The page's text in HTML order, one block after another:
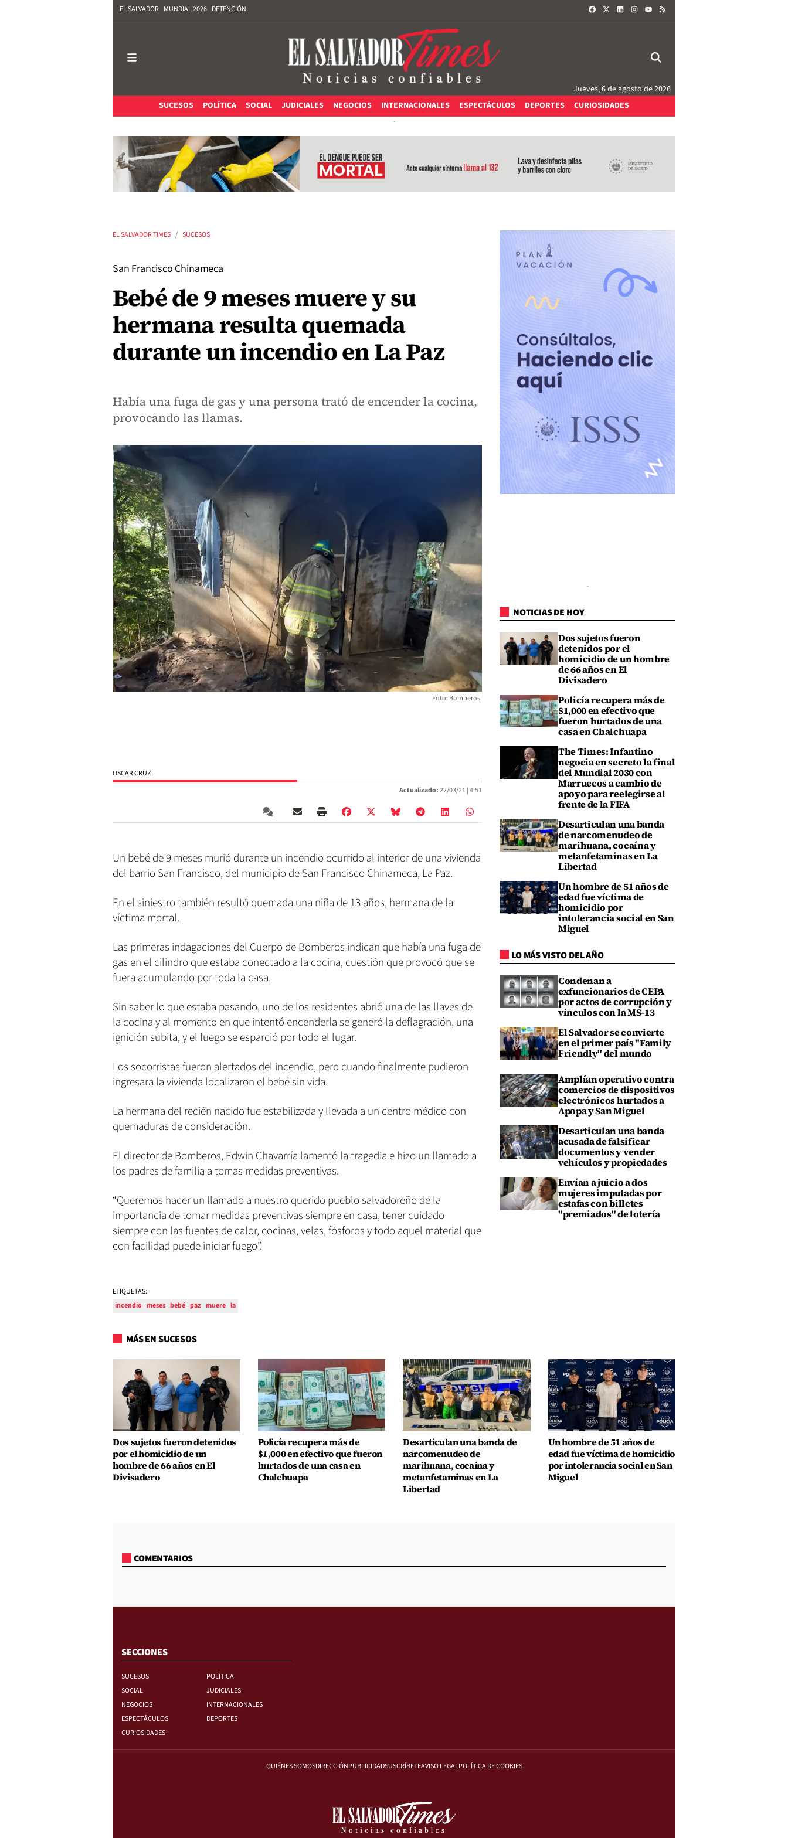
EL SALVADOR MUNDIAL 2026 DETENCIÓN FACEBOOKLINKEDININSTAGRAM
Jueves, 6 de agosto de 2026
SUCESOS
POLÍTICA SOCIAL JUDICIALES NEGOCIOS INTERNACIONALES ESPECTÁCULOS DEPORTES CURIOSIDADES
EL SALVADOR TIMES SUCESOS
San Francisco Chinameca
Bebé de 9 meses muere y su
hermana resulta quemada
durante un incendio en La Paz
Había una fuga de gas y una persona trató de encender la cocina,
provocando las llamas.
Foto: Bomberos.
OSCAR CRUZ
Actualizado:22/03/21 |4:51
Un bebé de 9 meses murió durante un incendio ocurrido al interior de una vivienda
del barrio San Francisco, del municipio de San Francisco Chinameca, La Paz.
En el siniestro también resultó quemada una niña de 13 años, hermana de la
víctima mortal.
Las primeras indagaciones del Cuerpo de Bomberos indican que había una fuga de
gas en el cilindro que estaba conectado a la cocina, cuestión que provocó que se
fuera acumulando por toda la casa.
Sin saber lo que estaba pasando, uno de los residentes abrió una de las llaves de
la cocina y al momento en que intentó encenderla se generó la deflagración, una
ignición súbita, y el fuego se esparció por todo el lugar.
Los socorristas fueron alertados del incendio, pero cuando finalmente pudieron
ingresara la vivienda localizaron el bebé sin vida.
La hermana del recién nacido fue estabilizada y llevada a un centro médico con
quemaduras de consideración.
El director de Bomberos, Edwin Chavarría lamentó la tragedia e hizo un llamado a
los padres de familia a tomas medidas preventivas.
“Queremos hacer un llamado a nuestro querido pueblo salvadoreño de la
importancia de tomar medidas preventivas siempre en casa, tener cuidado
siempre con las fuentes de calor, cocinas, velas, fósforos y todo aquel material que
con facilidad puede iniciar fuego”.
ETIQUETAS:
incendio meses bebé paz muere la
NOTICIAS DE HOY
Dos sujetos fueron
detenidos por el
homicidio de un hombre
de 66 años en El
Divisadero
Policía recupera más de
$1,000 en efectivo que
fueron hurtados de una
casa en Chalchuapa
The Times: Infantino
negocia en secreto la final
del Mundial 2030 con
Marruecos a cambio de
apoyo para reelegirse al
frente de la FIFA
Desarticulan una banda
de narcomenudeo de
marihuana, cocaína y
metanfetaminas en La
Libertad
Un hombre de 51 años de
edad fue víctima de
homicidio por
intolerancia social en San
Miguel
LO MÁS VISTO DEL AÑO
Condenan a
exfuncionarios de CEPA
por actos de corrupción y
vínculos con la MS-13
El Salvador se convierte
en el primer país "Family
Friendly" del mundo
Amplían operativo contra
comercios de dispositivos
electrónicos hurtados a
Apopa y San Miguel
Desarticulan una banda
acusada de falsificar
documentos y vender
vehículos y propiedades
Envían a juicio a dos
mujeres imputadas por
estafas con billetes
"premiados" de lotería
MÁS EN SUCESOS
Dos sujetos fueron detenidos
por el homicidio de un
hombre de 66 años en El
Divisadero
Policía recupera más de
$1,000 en efectivo que fueron
hurtados de una casa en
Chalchuapa
Desarticulan una banda de
narcomenudeo de
marihuana, cocaína y
metanfetaminas en La
Libertad
Un hombre de 51 años de
edad fue víctima de homicidio
por intolerancia social en San
Miguel
COMENTARIOS
SECCIONES
SUCESOS
POLÍTICA
SOCIAL
JUDICIALES
NEGOCIOS
INTERNACIONALES
ESPECTÁCULOS
DEPORTES
CURIOSIDADES
QUIÉNES SOMOSDIRECCIÓNPUBLICIDADSUSCRÍBETEAVISO LEGALPOLÍTICA DE COOKIES